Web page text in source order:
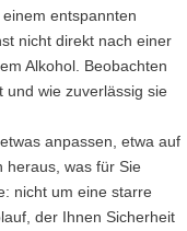
entspannten
nicht direkt nach einer
Alkohol. Beobachten
und wie zuverlässig sie
anpassen, etwa auf
heraus, was für Sie
nicht um eine starre
der Ihnen Sicherheit